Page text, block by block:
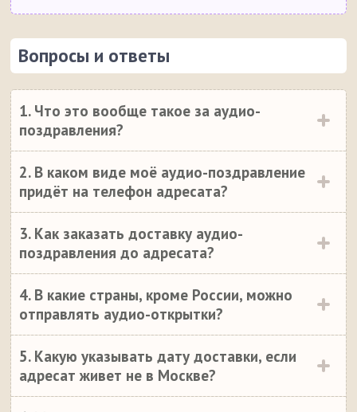
Вопросы и ответы
1. Что это вообще такое за аудио-
поздравления?
2. В каком виде моё аудио-поздравление
придёт на телефон адресата?
3. Как заказать доставку аудио-
поздравления до адресата?
4. В какие страны, кроме России, можно
отправлять аудио-открытки?
5. Какую указывать дату доставки, если
адресат живет не в Москве?